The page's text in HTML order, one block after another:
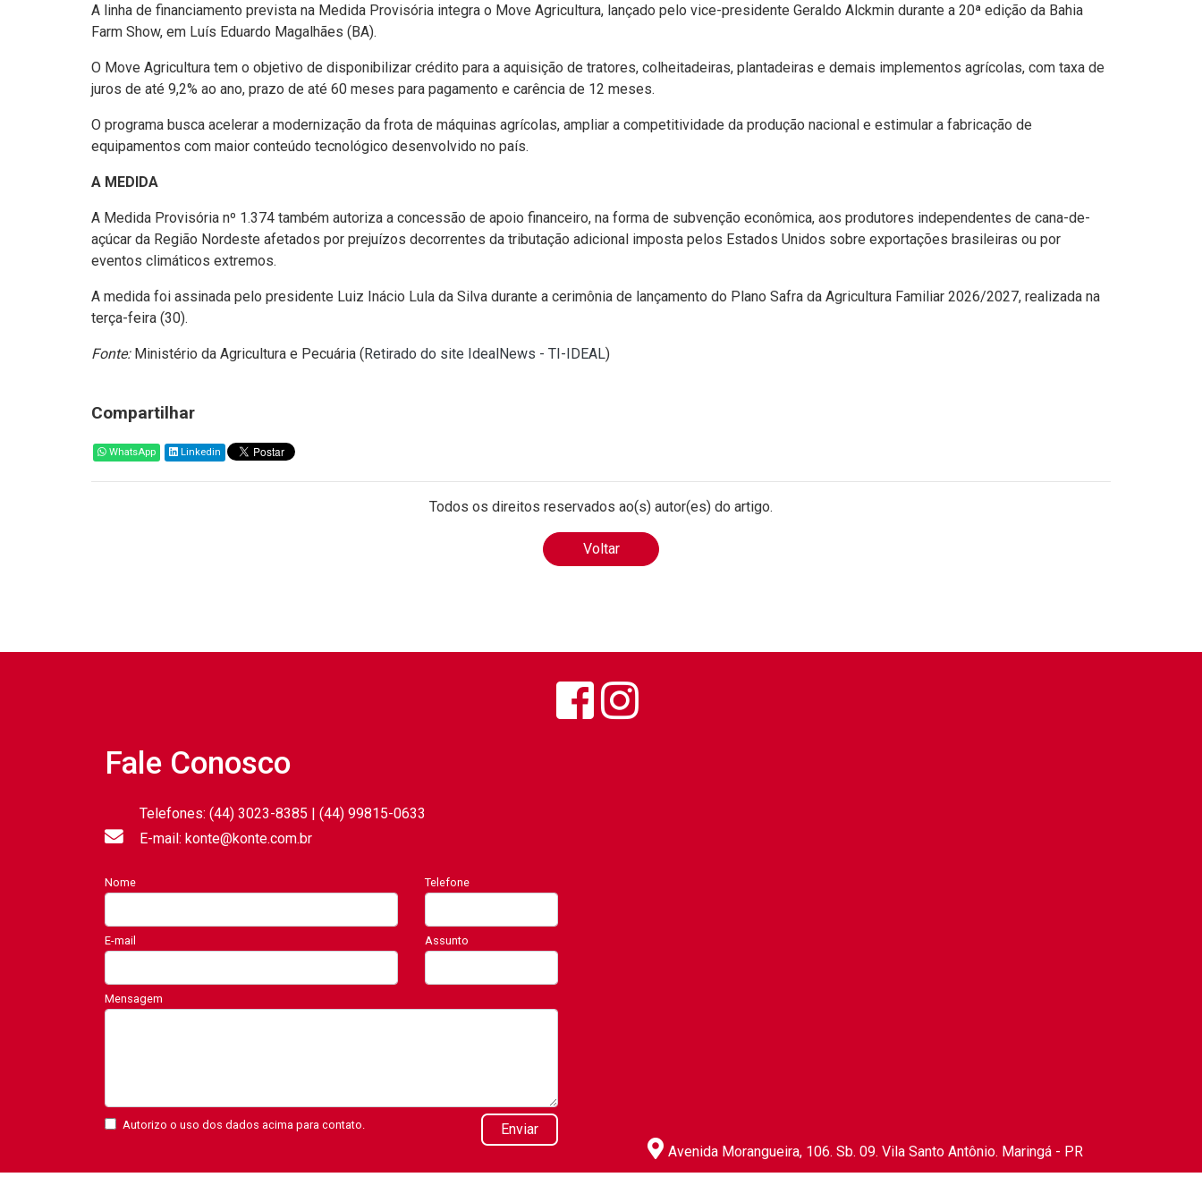
A linha de financiamento prevista na Medida Provisória integra o Move Agricultura, lançado pelo vice-presidente Geraldo Alckmin durante a 20ª edição da Bahia
Farm Show, em Luís Eduardo Magalhães (BA).
O Move Agricultura tem o objetivo de disponibilizar crédito para a aquisição de tratores, colheitadeiras, plantadeiras e demais implementos agrícolas, com taxa de
juros de até 9,2% ao ano, prazo de até 60 meses para pagamento e carência de 12 meses.
O programa busca acelerar a modernização da frota de máquinas agrícolas, ampliar a competitividade da produção nacional e estimular a fabricação de
equipamentos com maior conteúdo tecnológico desenvolvido no país.
A MEDIDA
A Medida Provisória nº 1.374 também autoriza a concessão de apoio financeiro, na forma de subvenção econômica, aos produtores independentes de cana-de-
açúcar da Região Nordeste afetados por prejuízos decorrentes da tributação adicional imposta pelos Estados Unidos sobre exportações brasileiras ou por
eventos climáticos extremos.
A medida foi assinada pelo presidente Luiz Inácio Lula da Silva durante a cerimônia de lançamento do Plano Safra da Agricultura Familiar 2026/2027, realizada na
terça-feira (30).
Fonte:Ministério da Agricultura e Pecuária (Retirado do site IdealNews - TI-IDEAL)
Compartilhar
WhatsApp Linkedin
Todos os direitos reservados ao(s) autor(es) do artigo.
Voltar
Fale Conosco
Telefones: (44) 3023-8385 | (44) 99815-0633
E-mail: konte@konte.com.br
Nome Telefone
E-mail Assunto
Mensagem
Autorizo o uso dos dados acima para contato.
Enviar
Avenida Morangueira, 106. Sb. 09. Vila Santo Antônio. Maringá - PR